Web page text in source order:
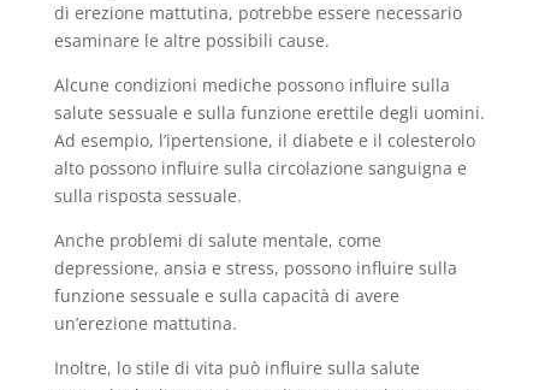
di erezione mattutina, potrebbe essere necessario
esaminare le altre possibili cause.
Alcune condizioni mediche possono influire sulla
salute sessuale e sulla funzione erettile degli uomini.
Ad esempio, l’ipertensione, il diabete e il colesterolo
alto possono influire sulla circolazione sanguigna e
sulla risposta sessuale.
Anche problemi di salute mentale, come
depressione, ansia e stress, possono influire sulla
funzione sessuale e sulla capacità di avere
un’erezione mattutina.
Inoltre, lo stile di vita può influire sulla salute